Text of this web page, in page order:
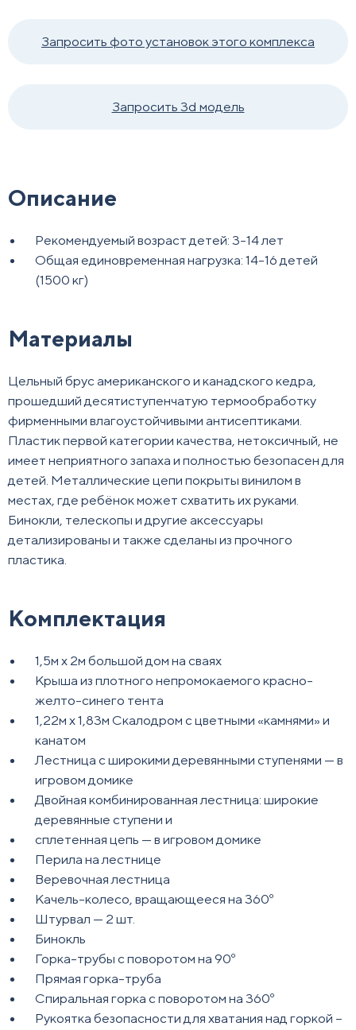
Запросить фото установок этого комплекса
Запросить 3d модель
Описание
Рекомендуемый возраст детей: 3-14 лет
Общая единовременная нагрузка: 14-16 детей
(1500 кг)
Материалы
Цельный брус американского и канадского кедра,
прошедший десятиступенчатую термообработку
фирменными влагоустойчивыми антисептиками.
Пластик первой категории качества, нетоксичный, не
имеет неприятного запаха и полностью безопасен для
детей. Металлические цепи покрыты винилом в
местах, где ребёнок может схватить их руками.
Бинокли, телескопы и другие аксессуары
детализированы и также сделаны из прочного
пластика.
Комплектация
1,5м х 2м большой дом на сваях
Крыша из плотного непромокаемого красно-
желто-синего тента
1,22м х 1,83м Скалодром с цветными «камнями» и
канатом
Лестница с широкими деревянными ступенями — в
игровом домике
Двойная комбинированная лестница: широкие
деревянные ступени и
сплетенная цепь — в игровом домике
Перила на лестнице
Веревочная лестница
Качель-колесо, вращающееся на 360º
Штурвал — 2 шт.
Бинокль
Горка-трубы с поворотом на 90º
Прямая горка-труба
Спиральная горка с поворотом на 360º
Рукоятка безопасности для хватания над горкой –